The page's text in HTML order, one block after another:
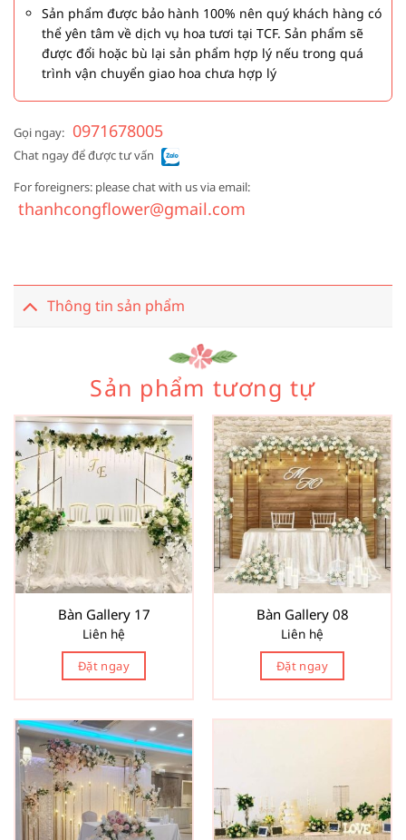
Sản phẩm được bảo hành 100% nên quý khách hàng có
thể yên tâm về dịch vụ hoa tươi tại TCF. Sản phẩm sẽ
được đổi hoặc bù lại sản phẩm hợp lý nếu trong quá
trình vận chuyển giao hoa chưa hợp lý
Gọi ngay: 0971678005
Chat ngay để được tư vấn
For foreigners: please chat with us via email:
thanhcongflower@gmail.com
Thông tin sản phẩm
Sản phẩm tương tự
Bàn Gallery 17
Liên hệ
Đặt ngay
Bàn Gallery 08
Liên hệ
Đặt ngay